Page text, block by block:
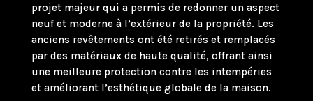
projet majeur qui a permis de redonner un aspect
neuf et moderne à l’extérieur de la propriété. Les
anciens revêtements ont été retirés et remplacés
par des matériaux de haute qualité, offrant ainsi
une meilleure protection contre les intempéries
et améliorant l’esthétique globale de la maison.